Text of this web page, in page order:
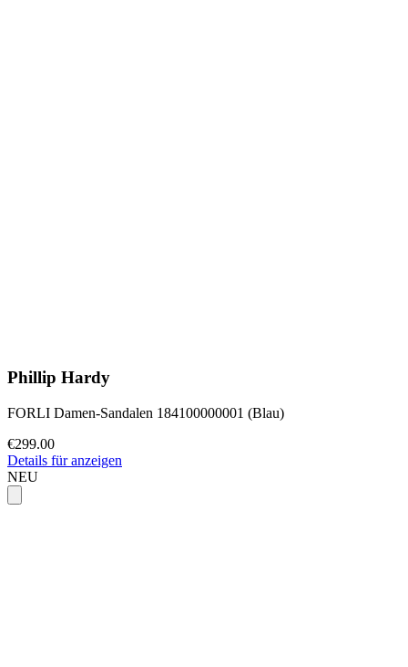
Phillip Hardy
FORLI Damen-Sandalen 184100000001 (Blau)
€299.00
Details für anzeigen
NEU